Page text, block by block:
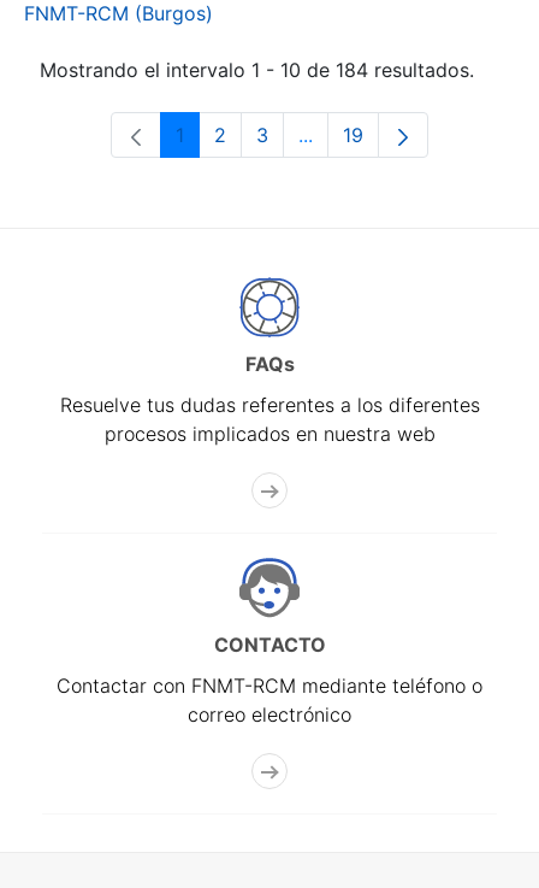
FNMT-RCM (Burgos)
Mostrando el intervalo 1 - 10 de 184 resultados.
Página
1 Página
2 Página
3 ...Páginas intermedias Use
Página
19
FAQs
Resuelve tus dudas referentes a los diferentes
procesos implicados en nuestra web
CONTACTO
Contactar con FNMT-RCM mediante teléfono o
correo electrónico